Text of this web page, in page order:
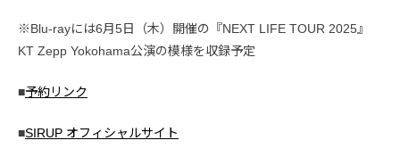
※Blu-rayには6月5日（木）開催の『NEXT LIFE TOUR 2025』
KT Zepp Yokohama公演の模様を収録予定
■予約リンク
■SIRUP オフィシャルサイト